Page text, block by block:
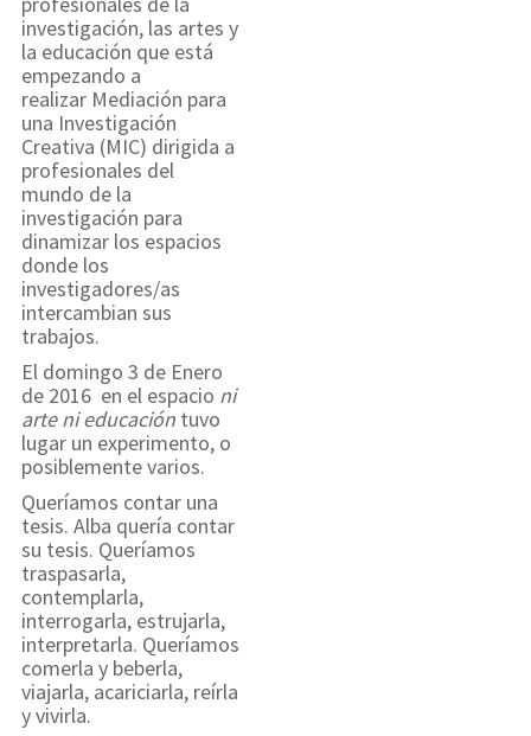
investigación, las artes y
la educación que está
empezando a
realizar Mediación para
una Investigación
Creativa (MIC) dirigida a
profesionales del
mundo de la
investigación para
dinamizar los espacios
donde los
investigadores/as
intercambian sus
trabajos.
El domingo 3 de Enero
de 2016 en el espacio ni
arte ni educación tuvo
lugar un experimento, o
posiblemente varios.
Queríamos contar una
tesis. Alba quería contar
su tesis. Queríamos
traspasarla,
contemplarla,
interrogarla, estrujarla,
interpretarla. Queríamos
comerla y beberla,
viajarla, acariciarla, reírla
y vivirla.